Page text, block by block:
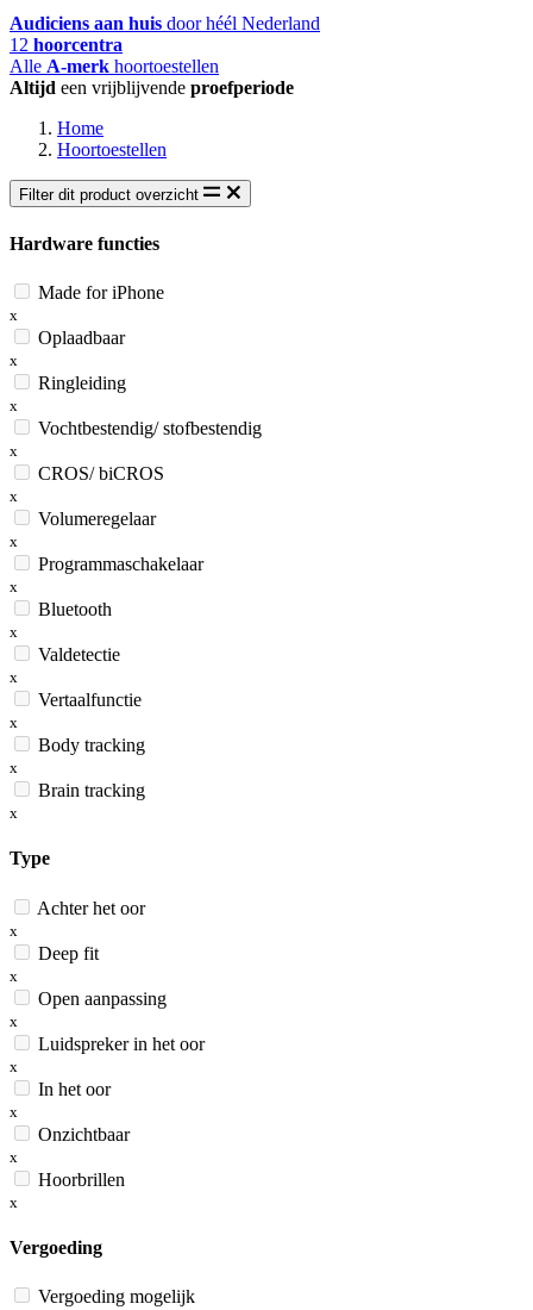
Audiciens aan huis door héél Nederland
12 hoorcentra
Alle A-merk hoortoestellen
Altijd een vrijblijvende proefperiode
Home
Hoortoestellen
Filter dit product overzicht
Hardware functies
Made for iPhone
x
Oplaadbaar
x
Ringleiding
x
Vochtbestendig/ stofbestendig
x
CROS/ biCROS
x
Volumeregelaar
x
Programmaschakelaar
x
Bluetooth
x
Valdetectie
x
Vertaalfunctie
x
Body tracking
x
Brain tracking
x
Type
Achter het oor
x
Deep fit
x
Open aanpassing
x
Luidspreker in het oor
x
In het oor
x
Onzichtbaar
x
Hoorbrillen
x
Vergoeding
Vergoeding mogelijk